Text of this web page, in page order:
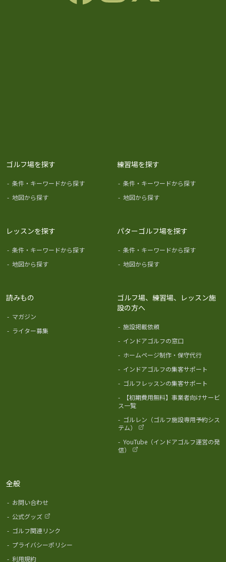
ゴルフ場を探す
- 条件・キーワードから探す
- 地図から探す
練習場を探す
- 条件・キーワードから探す
- 地図から探す
レッスンを探す
- 条件・キーワードから探す
- 地図から探す
パターゴルフ場を探す
- 条件・キーワードから探す
- 地図から探す
読みもの
- マガジン
- ライター募集
ゴルフ場、練習場、レッスン施
設の方へ
- 施設掲載依頼
- インドアゴルフの窓口
- ホームページ制作・保守代行
- インドアゴルフの集客サポート
- ゴルフレッスンの集客サポート
-
【初期費用無料】事業者向けサービ
ス一覧
- ゴルレン（ゴルフ施設専用予約シス
テム）
- YouTube（インドアゴルフ運営の発
信）
全般
- お問い合わせ
- 公式グッズ
- ゴルフ関連リンク
- プライバシーポリシー
- 利用規約